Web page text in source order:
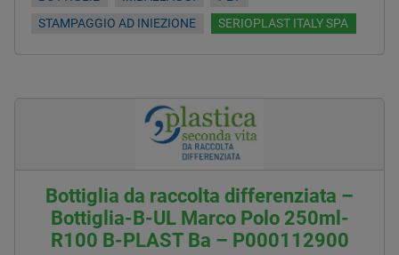
STAMPAGGIO AD INIEZIONE
SERIOPLAST ITALY SPA
Bottiglia da raccolta differenziata –
Bottiglia-B-UL Marco Polo 250ml-
R100 B-PLAST Ba – P000112900